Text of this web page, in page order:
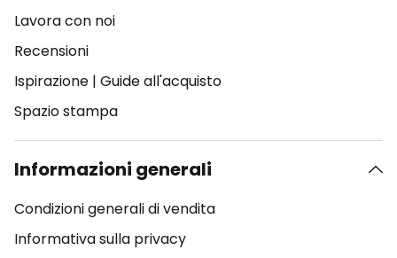
Lavora con noi
Recensioni
Ispirazione | Guide all'acquisto
Spazio stampa
Informazioni generali
Condizioni generali di vendita
Informativa sulla privacy